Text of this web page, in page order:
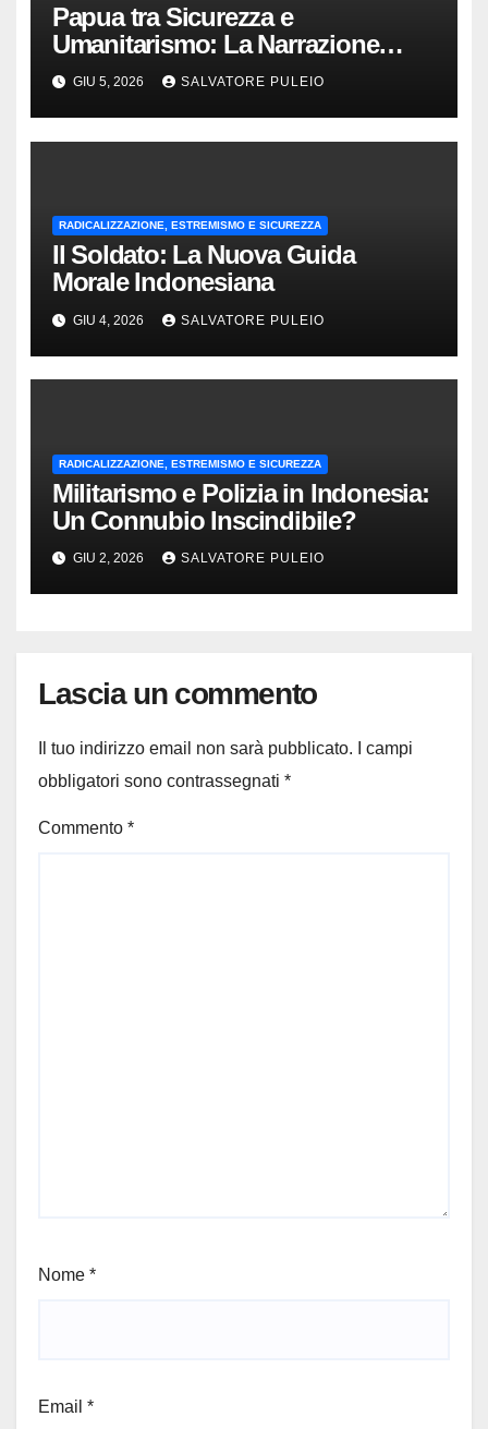
Papua tra Sicurezza e
Umanitarismo: La Narrazione
Ufficiale
GIU 5, 2026 SALVATORE PULEIO
RADICALIZZAZIONE, ESTREMISMO E SICUREZZA
Il Soldato: La Nuova Guida
Morale Indonesiana
GIU 4, 2026 SALVATORE PULEIO
RADICALIZZAZIONE, ESTREMISMO E SICUREZZA
Militarismo e Polizia in Indonesia:
Un Connubio Inscindibile?
GIU 2, 2026 SALVATORE PULEIO
Lascia un commento
Il tuo indirizzo email non sarà pubblicato.
I campi
obbligatori sono contrassegnati *
Commento *
Nome *
Email *